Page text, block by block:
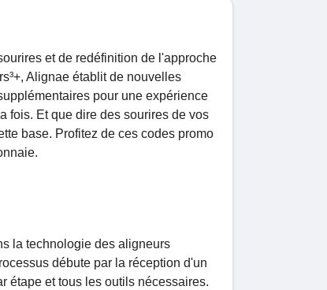
et de redéfinition de l'approche
Alignae établit de nouvelles
pour une expérience
fois. Et que dire des sourires de vos
base. Profitez de ces codes promo
la technologie des aligneurs
débute par la réception d'un
étape et tous les outils nécessaires.